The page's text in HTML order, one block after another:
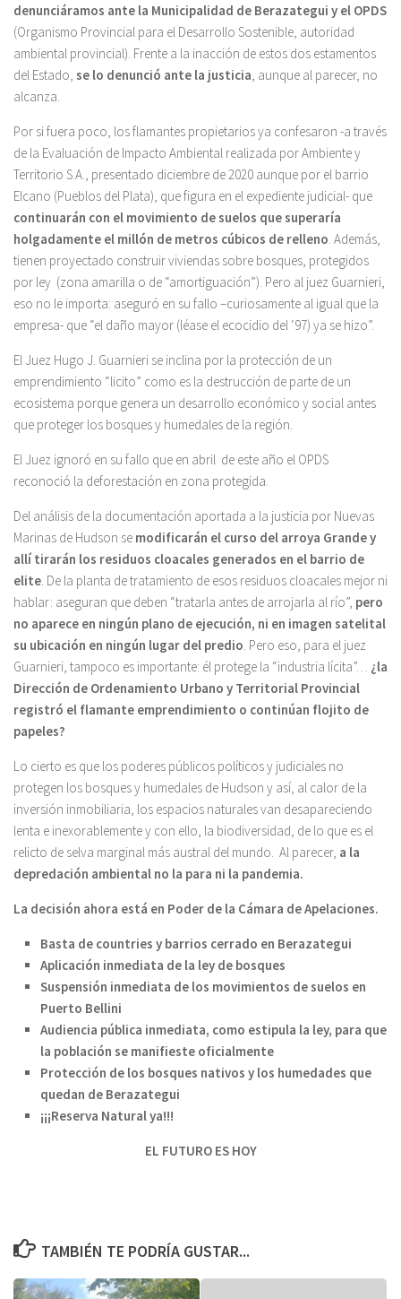
denunciáramos ante la Municipalidad de Berazategui y el OPDS
(Organismo Provincial para el Desarrollo Sostenible, autoridad
ambiental provincial). Frente a la inacción de estos dos estamentos
del Estado, se lo denunció ante la justicia , aunque al parecer, no
alcanza.
Por si fuera poco, los flamantes propietarios ya confesaron -a través
de la Evaluación de Impacto Ambiental realizada por Ambiente y
Territorio S.A., presentado diciembre de 2020 aunque por el barrio
Elcano (Pueblos del Plata), que figura en el expediente judicial- que
continuarán con el movimiento de suelos que superaría
holgadamente el millón de metros cúbicos de relleno . Además,
tienen proyectado construir viviendas sobre bosques, protegidos
por ley (zona amarilla o de “amortiguación”). Pero al juez Guarnieri,
eso no le importa: aseguró en su fallo –curiosamente al igual que la
empresa- que “el daño mayor (léase el ecocidio del ‘97) ya se hizo”.
El Juez Hugo J. Guarnieri se inclina por la protección de un
emprendimiento “licito” como es la destrucción de parte de un
ecosistema porque genera un desarrollo económico y social antes
que proteger los bosques y humedales de la región.
El Juez ignoró en su fallo que en abril de este año el OPDS
reconoció la deforestación en zona protegida.
Del análisis de la documentación aportada a la justicia por Nuevas
Marinas de Hudson se modificarán el curso del arroya Grandey
allí tirarán los residuos cloacales generados en el barrio de
elite . De la planta de tratamiento de esos residuos cloacales mejor ni
hablar: aseguran que deben “tratarla antes de arrojarla al río”, pero
no aparece en ningún plano de ejecución, ni en imagen satelital
su ubicación en ningún lugar del predio . Pero eso, para el juez
Guarnieri, tampoco es importante: él protege la “industria lícita”… ¿la
Dirección de Ordenamiento Urbano y Territorial Provincial
registró el flamante emprendimiento o continúan flojito de
papeles?
Lo cierto es que los poderes públicos políticos y judiciales no
protegen los bosques y humedales de Hudson y así, al calor de la
inversión inmobiliaria, los espacios naturales van desapareciendo
lenta e inexorablemente y con ello, la biodiversidad, de lo que es el
relicto de selva marginal más austral del mundo. Al parecer, a la
depredación ambiental no la para ni la pandemia.
La decisión ahora está en Poder de la Cámara de Apelaciones.
Basta de countries y barrios cerrado en Berazategui
Aplicación inmediata de la ley de bosques
Suspensión inmediata de los movimientos de suelos en
Puerto Bellini
Audiencia pública inmediata, como estipula la ley, para que
la población se manifieste oficialmente
Protección de los bosques nativos y los humedades que
quedan de Berazategui
¡¡¡Reserva Natural ya!!!
EL FUTURO ES HOY
TAMBIÉN TE PODRÍA GUSTAR...